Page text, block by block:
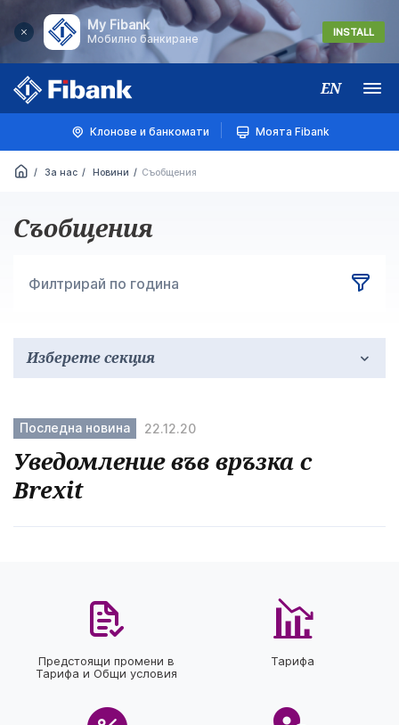
My Fibank
Мобилно банкиране
INSTALL
EN Меню
Клонове и банкомати Моята Fibank
За нас Новини Съобщения
Съобщения
Филтрирай по година
Последна новина 22.12.20
Уведомление във връзка с
Brexit
Изберете секция
Предстоящи промени в
Тарифа и Общи условия
Тарифа